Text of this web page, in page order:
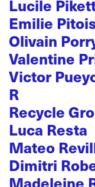
Lucile
Emilie
Olivain
Valentine
Victor
R
Recycle
Luca Resta
Mateo
Dimitri
Madeleine